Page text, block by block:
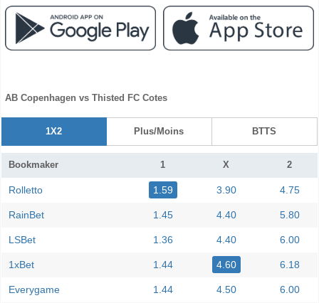
AB Copenhagen vs Thisted FC Cotes
1X2 Plus/Moins BTTS
Bookmaker 1 X 2
Rolletto 1.59 3.90 4.75
RainBet 1.45 4.40 5.80
LSBet 1.36 4.40 6.00
1xBet 1.44 4.60 6.18
Everygame 1.44 4.50 6.00